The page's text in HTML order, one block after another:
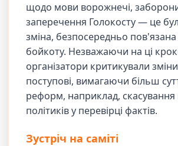
щодо мови ворожнечі,
заперечення Голокосту — це
зміна, безпосередньо
бойкоту. Незважаючи на ці
організатори критикували
поступові, вимагаючи більш
реформ, наприклад, скасування
політиків у перевірці фактів.
Зустріч на саміті